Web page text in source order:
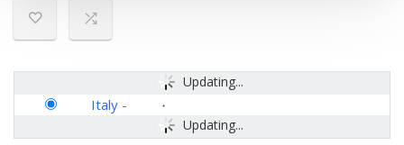
Updating...
Updating...
Italy -